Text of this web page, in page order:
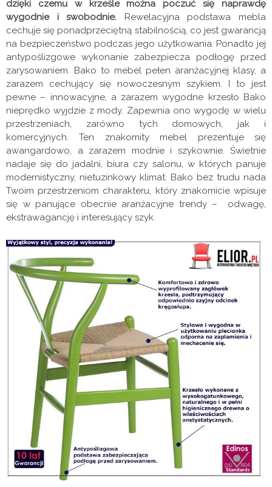
dzięki czemu w krześle można poczuć się naprawdę
wygodnie i swobodnie. Rewelacyjna podstawa mebla
cechuje się ponadprzeciętną stabilnością, co jest gwarancją
na bezpieczeństwo podczas jego użytkowania. Ponadto jej
antypoślizgowe wykonanie zabezpiecza podłogę przed
zarysowaniem. Bako to mebel pełen aranżacyjnej klasy, a
zarazem cechujący się nowoczesnym szykiem. I to jest
pewne – innowacyjne, a zarazem wygodne krzesło Bako
nieprędko wyjdzie z mody. Zapewnia ono wygodę w wielu
przestrzeniach, zarówno tych domowych, jak i
komercyjnych. Ten znakomity mebel prezentuje się
awangardowo, a zarazem modnie i szykownie. Świetnie
nadaje się do jadalni, biura czy salonu, w których panuje
modernistyczny, nietuzinkowy klimat. Bako bez trudu nada
Twoim przestrzeniom charakteru, który znakomicie wpisuje
się w panujące obecnie aranżacyjne trendy – odwagę,
ekstrawagancję i interesujący szyk.